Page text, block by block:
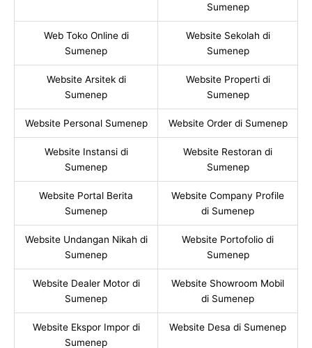
Sumenep
Web Toko Online di
Sumenep
Website Sekolah di
Sumenep
Website Arsitek di
Sumenep
Website Properti di
Sumenep
Website Personal Sumenep Website Order di Sumenep
Website Instansi di
Sumenep
Website Restoran di
Sumenep
Website Portal Berita
Sumenep
Website Company Profile
di Sumenep
Website Undangan Nikah di
Sumenep
Website Portofolio di
Sumenep
Website Dealer Motor di
Sumenep
Website Showroom Mobil
di Sumenep
Website Ekspor Impor di
Sumenep
Website Desa di Sumenep